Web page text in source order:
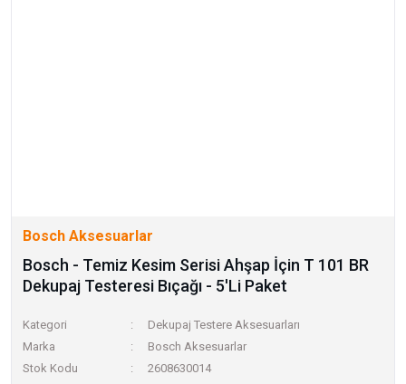
Bosch Aksesuarlar
Bosch - Temiz Kesim Serisi Ahşap İçin T 101 BR
Dekupaj Testeresi Bıçağı - 5'Li Paket
Kategori
Dekupaj Testere Aksesuarları
Marka
Bosch Aksesuarlar
Stok Kodu
2608630014